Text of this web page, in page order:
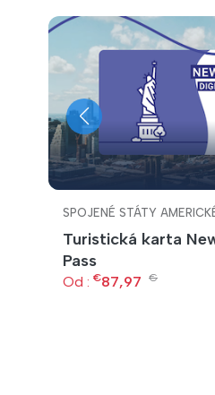
SPOJENÉ STÁTY
Turistická karta
Pass
Od : €87,97 €